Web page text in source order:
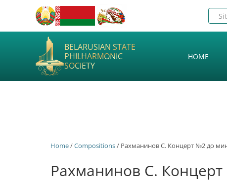
BELARUSIAN STATE
PHILHARMONIC
SOCIETY
HOME
Home/Сompositions/ Рахманинов С. Концерт №2 до
Рахманинов С.